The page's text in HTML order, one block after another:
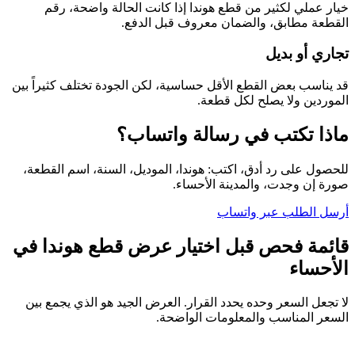
خيار عملي لكثير من قطع هوندا إذا كانت الحالة واضحة، رقم
القطعة مطابق، والضمان معروف قبل الدفع.
تجاري أو بديل
قد يناسب بعض القطع الأقل حساسية، لكن الجودة تختلف كثيراً بين
الموردين ولا يصلح لكل قطعة.
ماذا تكتب في رسالة واتساب؟
للحصول على رد أدق، اكتب: هوندا، الموديل، السنة، اسم القطعة،
صورة إن وجدت، والمدينة الأحساء.
أرسل الطلب عبر واتساب
قائمة فحص قبل اختيار عرض قطع هوندا في
الأحساء
لا تجعل السعر وحده يحدد القرار. العرض الجيد هو الذي يجمع بين
السعر المناسب والمعلومات الواضحة.